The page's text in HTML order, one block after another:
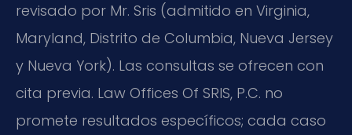
revisado por Mr. Sris (admitido en Virginia,
Maryland, Distrito de Columbia, Nueva Jersey
y Nueva York). Las consultas se ofrecen con
cita previa. Law Offices Of SRIS, P.C. no
promete resultados específicos; cada caso